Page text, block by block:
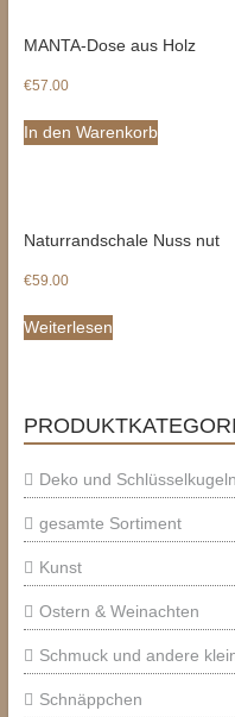
MANTA-Dose aus Holz
€57.00
In den Warenkorb
Naturrandschale Nuss nut
€59.00
Weiterlesen
Deko und Schlüsselkugeln
gesamte Sortiment
Kunst
Ostern & Weinachten
Schmuck und andere
Schnäppchen